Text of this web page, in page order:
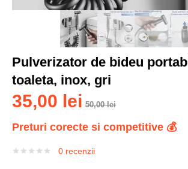
Pulverizator de bideu
toaleta, inox, gri
35,00 lei 50,00lei
Preturi corecte si competitive 💰
0 recenzii